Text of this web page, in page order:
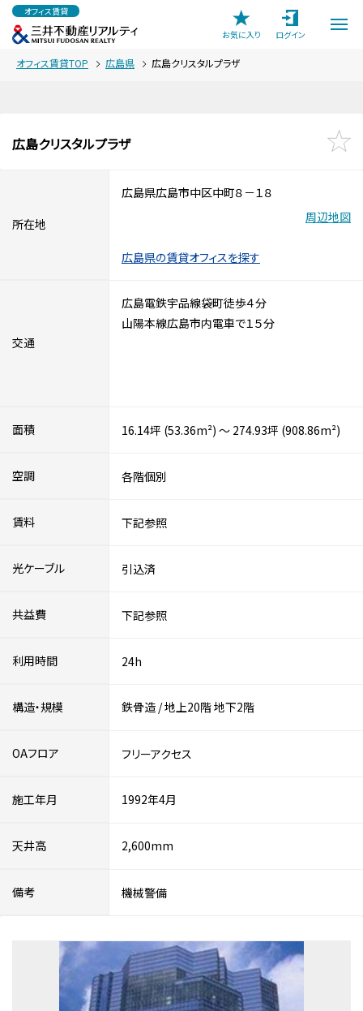
オフィス賃貸
お気に入り
ログイン
オフィス賃貸TOP 広島県 広島クリスタルプラザ
広島クリスタルプラザ
所在地
広島県広島市中区中町８－１８
周辺地図
広島県の賃貸オフィスを探す
交通
広島電鉄宇品線袋町徒歩４分
山陽本線広島市内電車で１５分
面積 16.14坪 (53.36m²) ～ 274.93坪 (908.86m²)
空調 各階個別
賃料 下記参照
光ケーブル 引込済
共益費 下記参照
利用時間 24h
構造・規模 鉄骨造 /地上20階地下2階
OAフロア フリーアクセス
施工年月 1992年4月
天井高 2,600mm
備考 機械警備